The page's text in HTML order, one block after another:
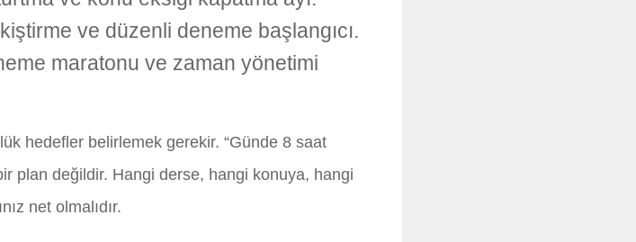
ve düzenli deneme başlangıcı.
maratonu ve zaman yönetimi
hedefler belirlemek gerekir. “Günde 8 saat
plan değildir. Hangi derse, hangi konuya, hangi
net olmalıdır.